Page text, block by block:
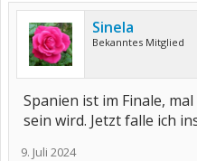
Sinela
Bekanntes Mitglied
Spanien ist im Finale,
sein wird. Jetzt falle ich
9. Juli 2024